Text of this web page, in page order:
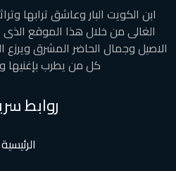
ابن الكويت البار وعاشق ترابها
الغالى من خلال هذا الموقع الذى
الاصيل وجمال الحاضر المشرق
كل من يطرب بإغنيها
روابط
الرئيسية